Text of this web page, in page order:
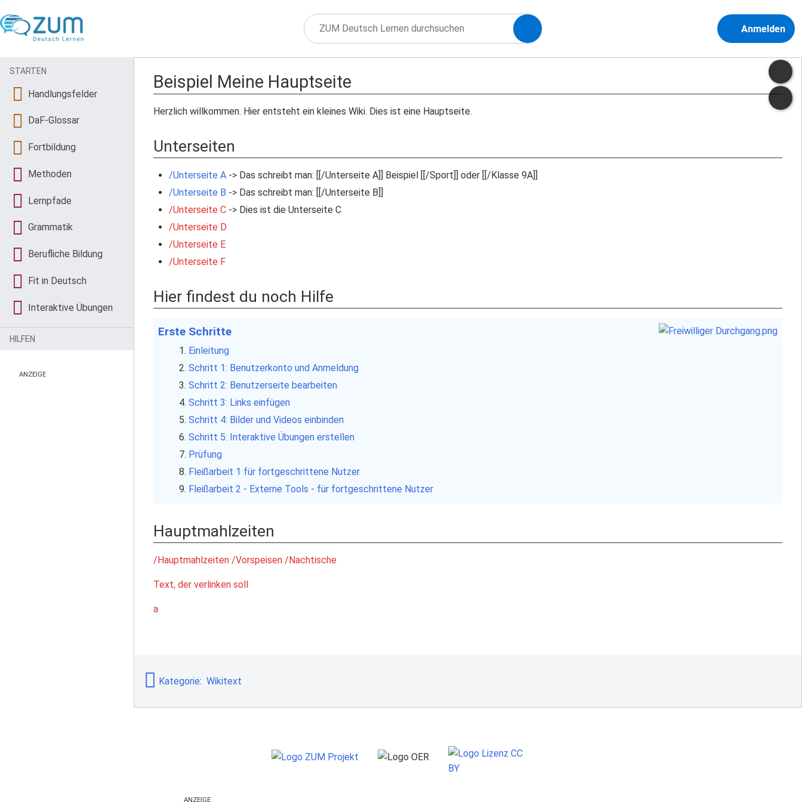
Anmelden
Beispiel Meine Hauptseite
Herzlich willkommen. Hier entsteht ein kleines Wiki. Dies ist eine Hauptseite.
Unterseiten
/Unterseite A-> Das schreibt man: [[/Unterseite A]] Beispiel [[/Sport]] oder [[/Klasse 9A]]
/Unterseite B -> Das schreibt man: [[/Unterseite B]]
/Unterseite C-> Dies ist die Unterseite C
/Unterseite D
/Unterseite E
/Unterseite F
Hier findest du noch Hilfe
Erste Schritte
Einleitung
Schritt 1: Benutzerkonto und Anmeldung
Schritt 2: Benutzerseite bearbeiten
Schritt 3: Links einfügen
Schritt 4: Bilder und Videos einbinden
Schritt 5: Interaktive Übungen erstellen
Prüfung
Fleißarbeit 1 für fortgeschrittene Nutzer
Fleißarbeit 2 - Externe Tools - für fortgeschrittene Nutzer
Hauptmahlzeiten
/Hauptmahlzeiten /Vorspeisen /Nachtische
Text, der verlinken soll
a
Kategorie: Wikitext
STARTEN
Handlungsfelder
DaF-Glossar
Fortbildung
Methoden
Lernpfade
Grammatik
Berufliche Bildung
Fit in Deutsch
Interaktive Übungen
HILFEN
ANZEIGE
ANZEIGE